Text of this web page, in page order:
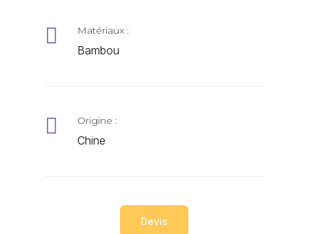
 Matériaux :
Bambou
 Origine :
Chine
Devis